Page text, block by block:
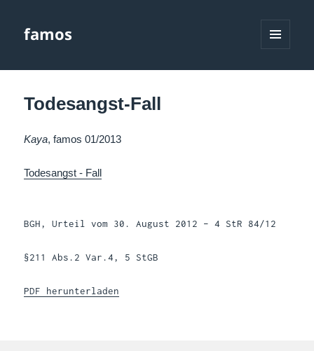
famos
Todesangst-Fall
Kaya, famos 01/2013
Todesangst - Fall
BGH, Urteil vom 30. August 2012 – 4 StR 84/12
§211 Abs.2 Var.4, 5 StGB
PDF herunterladen